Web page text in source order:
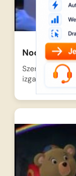
Noddy
Szenteste van
izgatottan